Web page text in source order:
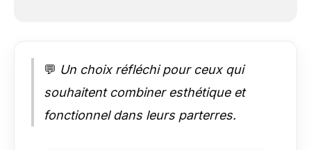
💬 Un choix réfléchi pour ceux qui
souhaitent combiner esthétique et
fonctionnel dans leurs parterres.